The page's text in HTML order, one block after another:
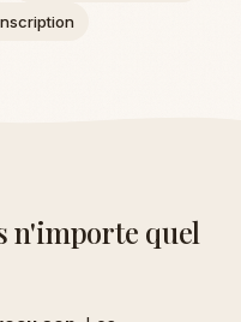
n'importe quel